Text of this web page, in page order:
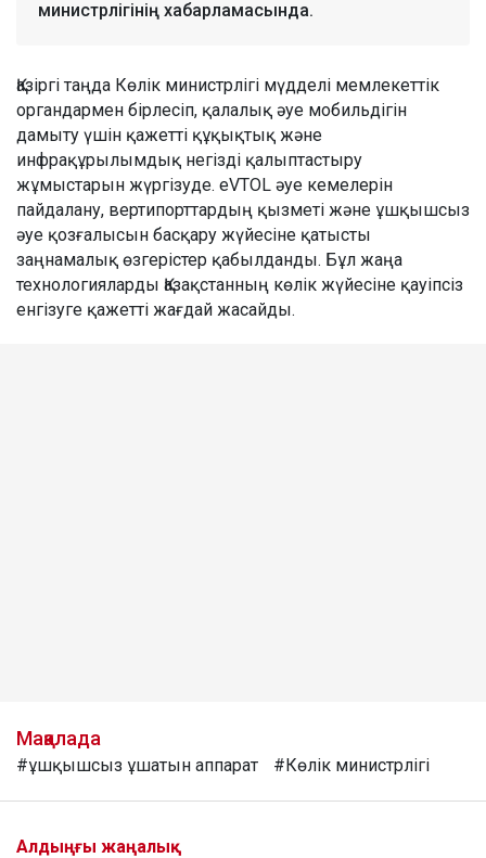
министрлігінің хабарламасында.
Қазіргі таңда Көлік министрлігі мүдделі мемлекеттік
органдармен бірлесіп, қалалық әуе мобильдігін
дамыту үшін қажетті құқықтық және
инфрақұрылымдық негізді қалыптастыру
жұмыстарын жүргізуде. eVTOL әуе кемелерін
пайдалану, вертипорттардың қызметі және ұшқышсыз
әуе қозғалысын басқару жүйесіне қатысты
заңнамалық өзгерістер қабылданды. Бұл жаңа
технологияларды Қазақстанның көлік жүйесіне қауіпсіз
енгізуге қажетті жағдай жасайды.
Мақалада
#ұшқышсыз ұшатын аппарат #Көлік министрлігі
Алдыңғы жаңалық